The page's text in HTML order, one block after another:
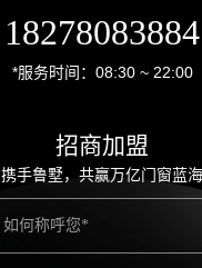
18278083884
*服务时间：08:30 ~ 22:00
招商加盟
携手鲁墅，共赢万亿门窗蓝海